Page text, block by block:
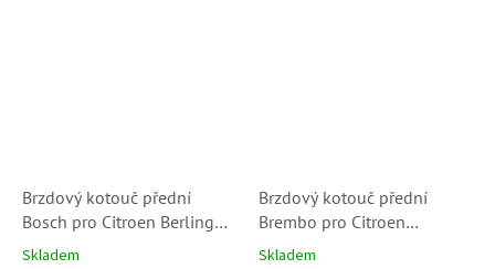
Brzdový kotouč přední
Bosch pro Citroen Berlingo,
C2, C-Elysee a C3 (4246R4,
Skladem
Brzdový kotouč přední
Brembo pro Citroen
Berlingo, C2, C-Elysee a C3
Skladem